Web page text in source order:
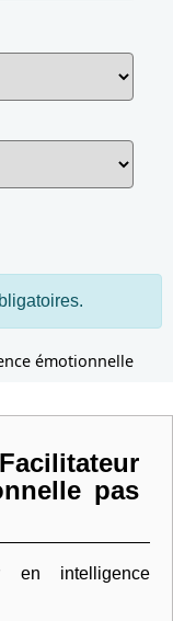
émotionnelle
pas
en intelligence